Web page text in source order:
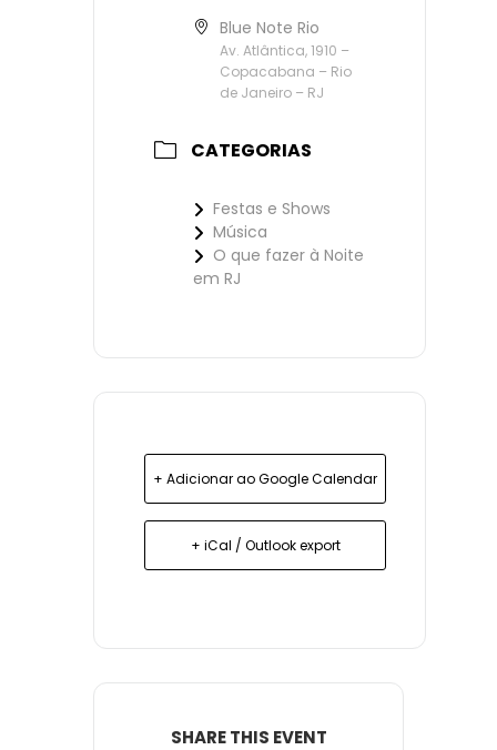
Blue Note Rio
Av. Atlântica, 1910 –
Copacabana – Rio
de Janeiro – RJ
CATEGORIAS
Festas e Shows
Música
O que fazer à Noite
em RJ
+ Adicionar ao Google Calendar
+ iCal / Outlook export
SHARE THIS EVENT